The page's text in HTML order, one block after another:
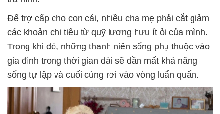
Để trợ cấp cho con cái, nhiều cha mẹ phải cắt giảm
các khoản chi tiêu từ quỹ lương hưu ít ỏi của mình.
Trong khi đó, những thanh niên sống phụ thuộc vào
gia đình trong thời gian dài sẽ dần mất khả năng
sống tự lập và cuối cùng rơi vào vòng luẩn quẩn.